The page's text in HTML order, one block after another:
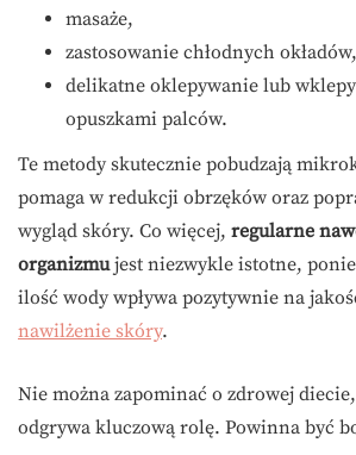
masaże,
zastosowanie chłodnych okładów,
delikatne oklepywanie lub
opuszkami palców.
Te metody skutecznie pobudzają
pomaga w redukcji obrzęków oraz
wygląd skóry. Co więcej, regularne
organizmujest niezwykle istotne,
ilość wody wpływa pozytywnie na
nawilżenie skóry.
Nie można zapominać o zdrowej
odgrywa kluczową rolę. Powinna być